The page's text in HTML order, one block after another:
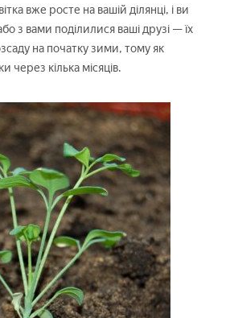
вже росте на вашій ділянці, і ви
з вами поділилися ваші друзі — їх
на початку зими, тому як
через кілька місяців.